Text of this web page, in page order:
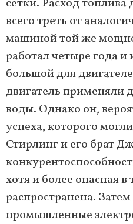
сетки. Расход топлива
всего треть от
машиной той же
работал четыре года
большой для
двигатель применяли
воды. Однако он,
успеха, которого
Стирлинг и его брат
хотя и более опасная
распространена.
промышленные